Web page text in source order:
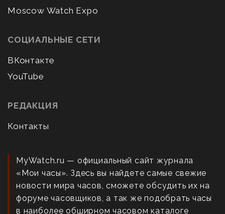
Moscow Watch Expo
СОЦИАЛЬНЫЕ СЕТИ
ВКонтакте
YouTube
РЕДАКЦИЯ
Контакты
MyWatch.ru — официальный сайт журнала
«Мои часы». Здесь вы найдете самые свежие
новости мира часов, сможете обсудить их на
форуме часовщиков, а так же подобрать часы
в наиболее обширном часовом каталоге